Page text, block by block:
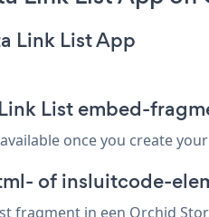
Link List App
List embed-
once you create
of insluitcode-
fragment in een Orchid